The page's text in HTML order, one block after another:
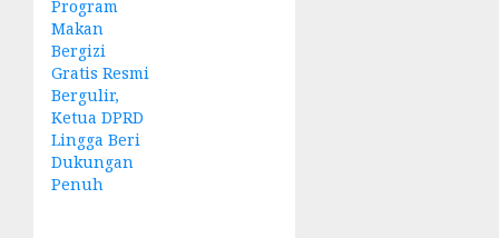
Program
Makan
Bergizi
Gratis Resmi
Bergulir,
Ketua DPRD
Lingga Beri
Dukungan
Penuh